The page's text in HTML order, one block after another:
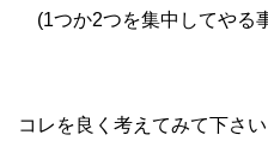
(1つか2つを集中してやる
コレを良く考えてみて下さい